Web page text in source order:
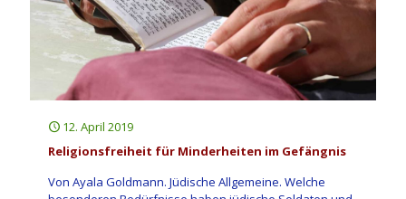
12. April 2019
Religionsfreiheit für Minderheiten im Gefängnis
Von Ayala Goldmann. Jüdische Allgemeine. Welche